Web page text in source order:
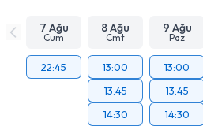
7 Ağu
Cum
8 Ağu
Cmt
9 Ağu
Paz
22:45
13:00
13:45
14:30
13:00
13:45
14:30